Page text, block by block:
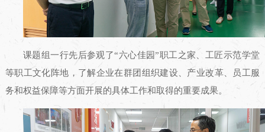
课题组一行先后参观了“六心佳园”职工之家、工匠示范学堂
等职工文化阵地，了解企业在群团组织建设、产业改革、员工服
务和权益保障等方面开展的具体工作和取得的重要成果。